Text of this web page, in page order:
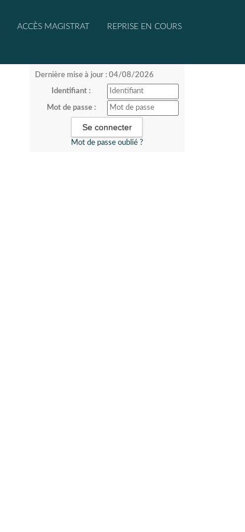
ACCÈS MAGISTRAT REPRISE EN COURS
Dernière mise à jour : 04/08/2026
Identifiant :
Mot de passe :
Mot de passe oublié ?